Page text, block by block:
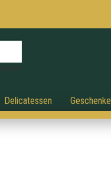
Delicatessen Geschenke